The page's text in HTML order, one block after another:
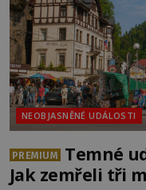
NEOBJASNĚNÉ UDÁLOSTI
PREMIUM
Temné
Jak zemřeli tři